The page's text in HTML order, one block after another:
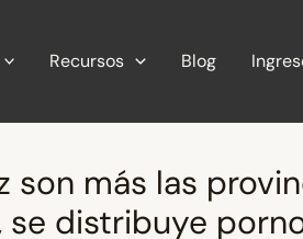
Recursos Blog
son más las
se distribuye